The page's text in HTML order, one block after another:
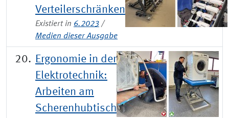
Verteilerschränken
Existiert in 6.2023 /
Medien dieser Ausgabe
Ergonomie in der
Elektrotechnik:
Arbeiten am
Scherenhubtisch